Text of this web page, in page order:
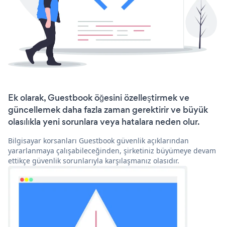
Ek olarak, Guestbook öğesini özelleştirmek ve
güncellemek daha fazla zaman gerektirir ve büyük
olasılıkla yeni sorunlara veya hatalara neden olur.
Bilgisayar korsanları Guestbook güvenlik açıklarından
yararlanmaya çalışabileceğinden, şirketiniz büyümeye devam
ettikçe güvenlik sorunlarıyla karşılaşmanız olasıdır.